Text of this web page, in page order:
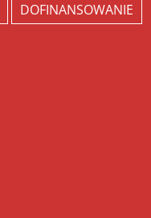
DOFINANSOWANIE